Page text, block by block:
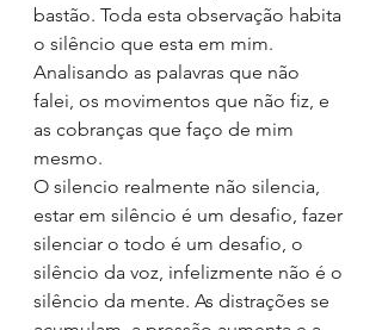
bastão. Toda esta observação habita
o silêncio que esta em mim.
Analisando as palavras que não
falei, os movimentos que não fiz, e
as cobranças que faço de mim
mesmo.
O silencio realmente não silencia,
estar em silêncio é um desafio, fazer
silenciar o todo é um desafio, o
silêncio da voz, infelizmente não é o
silêncio da mente. As distrações se